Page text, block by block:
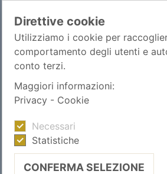
Direttive cookie
Utilizziamo i cookie per
comportamento degli utenti e
conto terzi.
Maggiori informazioni:
Privacy - Cookie
Necessari
Statistiche
CONFERMA SELEZIONE